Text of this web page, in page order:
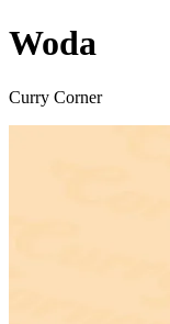
Woda
Curry Corner